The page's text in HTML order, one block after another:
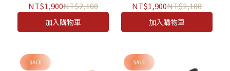
NT$1,900NT$2,100
加入購物車
NT$1,900NT$2,100
加入購物車